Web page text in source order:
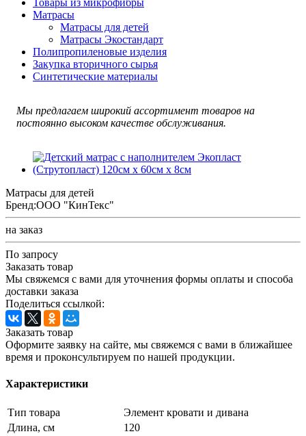
Матрасы
Матрасы для детей
Матрасы Экостандарт
Полипропиленовые изделия
Закупка вторичного сырья
Синтетические материалы
Мы предлагаем широкий ассортимент товаров на
постоянно высоком качестве обслуживания.
Матрасы для детей
Бренд:ООО "КинТекс"
на заказ
По запросу
Заказать товар
Мы свяжемся с вами для уточнения формы оплаты и способа
доставки заказа
Поделиться ссылкой:
Заказать товар
Оформите заявку на сайте, мы свяжемся с вами в ближайшее
время и проконсультируем по нашей продукции.
Характеристики
Тип товара
Элемент кровати и дивана
Длина, см
120